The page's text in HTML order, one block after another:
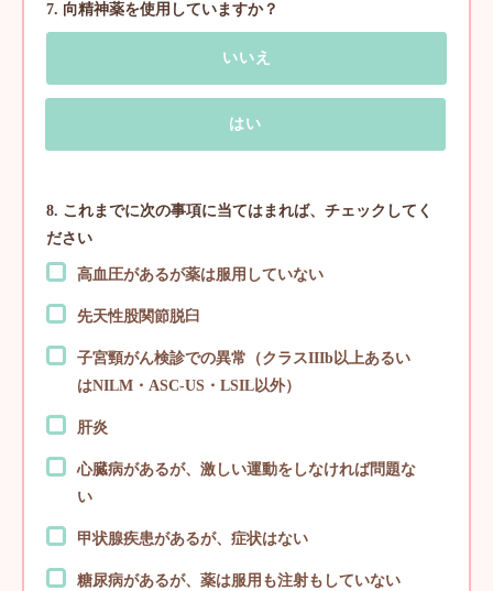
7. 向精神薬を使用していますか？
いいえ
はい
8. これまでに次の事項に当てはまれば、チェックしてく
ださい
高血圧があるが薬は服用していない
先天性股関節脱臼
子宮頸がん検診での異常（クラスIIIb以上あるい
はNILM・ASC-US・LSIL以外）
肝炎
心臓病があるが、激しい運動をしなければ問題な
い
甲状腺疾患があるが、症状はない
糖尿病があるが、薬は服用も注射もしていない